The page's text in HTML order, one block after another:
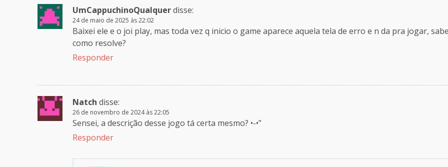
UmCappuchinoQualquerdisse:
24 de maio de 2025 às 22:02
Baixei ele e o joi play, mas toda vez q inicio o game aparece aquela tela de erro e n da pra jogar,
como resolve?
Responder
Natch disse:
26 de novembro de 2024 às 22:05
Sensei, a descrição desse jogo tá certa mesmo? •-•”
Responder